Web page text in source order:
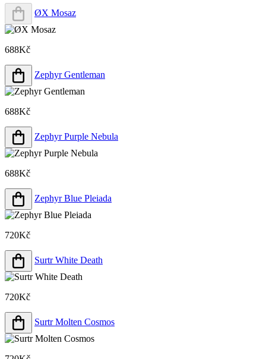
ØX Mosaz
688Kč
Zephyr Gentleman
688Kč
Zephyr Purple Nebula
688Kč
Zephyr Blue Pleiada
720Kč
Surtr White Death
720Kč
Surtr Molten Cosmos